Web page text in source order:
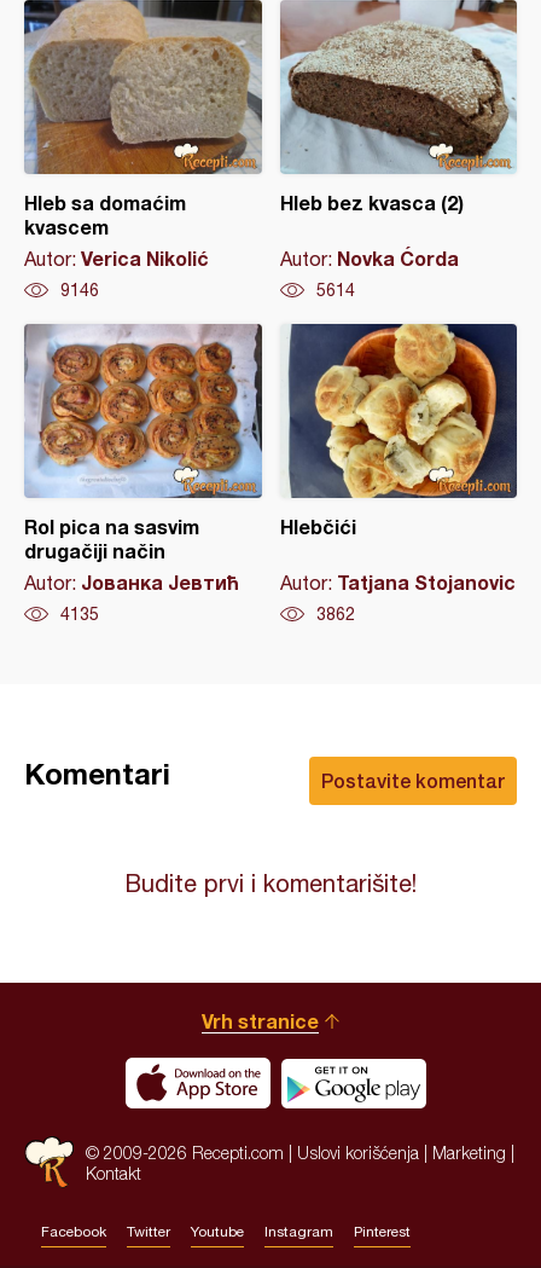
Hleb sa domaćim
kvascem
Autor: Verica Nikolić
9146
Hleb bez kvasca (2)
Autor: Novka Ćorda
5614
Rol pica na sasvim
drugačiji način
Autor: Јованка Јевтић
4135
Hlebčići
Autor: Tatjana Stojanovic
3862
Postavite komentar
Komentari
Budite prvi i komentarišite!
Vrh stranice
© 2009-2026 Recepti.com | Uslovi korišćenja Marketing
Kontakt
Facebook Twitter Youtube Instagram Pinterest